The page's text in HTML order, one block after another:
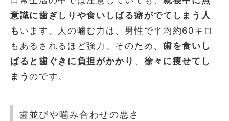
意識に歯ぎしりや食いしばる癖がでてしまう人
も います。人の噛む力は、男性で平均約60キロ
もあるされるほど強力。そのため、 歯を食いし
ばると歯ぐきに負担がかかり 、 徐々に痩せてし
まうのです。
歯並びや噛み合わせの悪さ